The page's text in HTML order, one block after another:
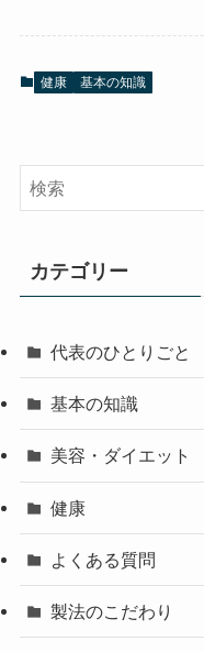
健康 基本の知識
カテゴリー
代表のひとりごと
基本の知識
美容・ダイエット
健康
よくある質問
製法のこだわり